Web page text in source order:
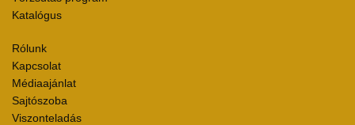
Katalógus
Rólunk
Kapcsolat
Médiaajánlat
Sajtószoba
Viszonteladás